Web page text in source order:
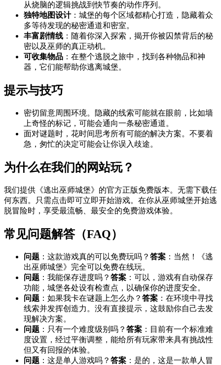
从烧脑的逻辑挑战到快节奏的动作序列。
独特地图设计：城堡的每个区域都精心打造，隐藏着众
多等待发现的秘密通道和密室。
丰富剧情线 ：随着你深入探索，揭开你被囚禁背后的秘
密以及巫师的真正动机。
可收集物品 ：在整个逃脱之旅中，找到各种物品和神
器，它们能帮助你逃离城堡。
提示与技巧
密切留意周围环境。隐藏的线索可能就在眼前，比如墙
上奇怪的标记，可能会通向一条秘密通道。
面对谜题时，花时间思考所有可能的解决方案。不要着
急，匆忙的决定可能会让你误入歧途。
为什么在我们的网站玩？
我们提供《逃出巫师城堡》的官方正版免费版本。无需下载任
何东西。只需点击即可立即开始游戏。在你从巫师城堡开始逃
脱冒险时，享受最流畅、最安全的免费游戏体验。
常见问题解答（FAQ）
问题 ：这款游戏真的可以免费玩吗？ 答案 ：当然！《逃
出巫师城堡》完全可以免费在线玩。
问题 ：我能保存进度吗？ 答案 ：可以，游戏有自动保存
功能，城堡各处设有检查点，以确保你的进度安全。
问题 ：如果我卡在谜题上怎么办？ 答案 ：在环境中寻找
线索并发挥创造力。没有直接提示，这鼓励你自己去发
现解决方案。
问题 ：只有一个难度级别吗？ 答案 ：目前有一个标准难
度设置，经过平衡调整，能给所有玩家带来具有挑战性
但又有回报的体验。
问题 ：这是单人游戏吗？ 答案 ：是的，这是一款单人冒